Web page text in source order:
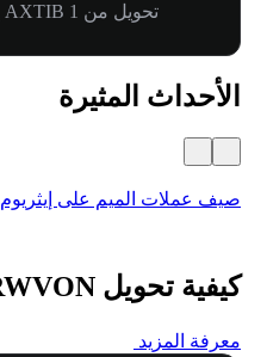
تحويل من 1 AXTIB إلى $76.41
الأحداث المثيرة
صيف عملات الميم على إيثريوم
كيفية تحويل CRWVON إلى USD
معرفة المزيد